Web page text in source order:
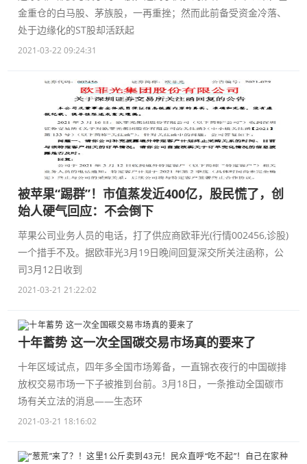
金重仓的白马股、茅族股，一再重挫；然而此前备受资金冷落、
处于边缘化的ST股却活跃起
2021-03-22 09:24:31
被苹果“踢群”！市值蒸发近400亿，股民慌了，创
始人硬气回应：不会倒下
苹果公司业务人员的电话，打了供应商欧菲光(行情002456,诊股)
一个措手不及。据欧菲光3月19日晚间回复深交所关注函称，公
司3月12日收到
2021-03-21 21:22:02
十年蓄势 这一次全国碳交易市场真的要来了
十年区域试点，四年多全国市场筹备，一直锦衣夜行的中国碳排
放权交易市场一下子被推到台前。3月18日，一条推动全国碳市
场有关立法的消息——生态环
2021-03-21 18:16:02